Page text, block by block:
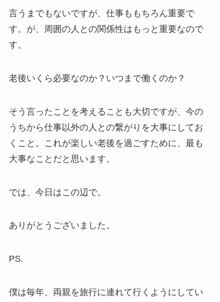
言うまでもないですが、仕事ももちろん重要で
す。が、周囲の人との関係性はもっと重要なので
す。
老後いくら必要なのか？いつまで働くのか？
そう言ったことを考えることも大切ですが、今の
うちから仕事以外の人との繋がりを大事にしてお
くこと。これが楽しい老後を過ごすために、最も
大事なことだと思います。
では、今日はこの辺で。
ありがとうございました。
PS.
僕は毎年、両親を旅行に連れて行くようにしてい